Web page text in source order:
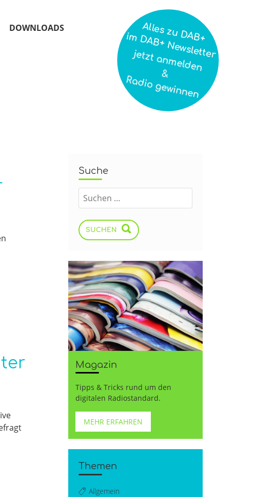
DOWNLOADS
Suche
SUCHEN
Magazin
Tipps & Tricks rund um den
digitalen Radiostandard.
MEHR ERFAHREN
Themen
Allgemein
Alles zu DAB+
im DAB+ Newsletter
jetzt anmelden
&
Radio gewinnen